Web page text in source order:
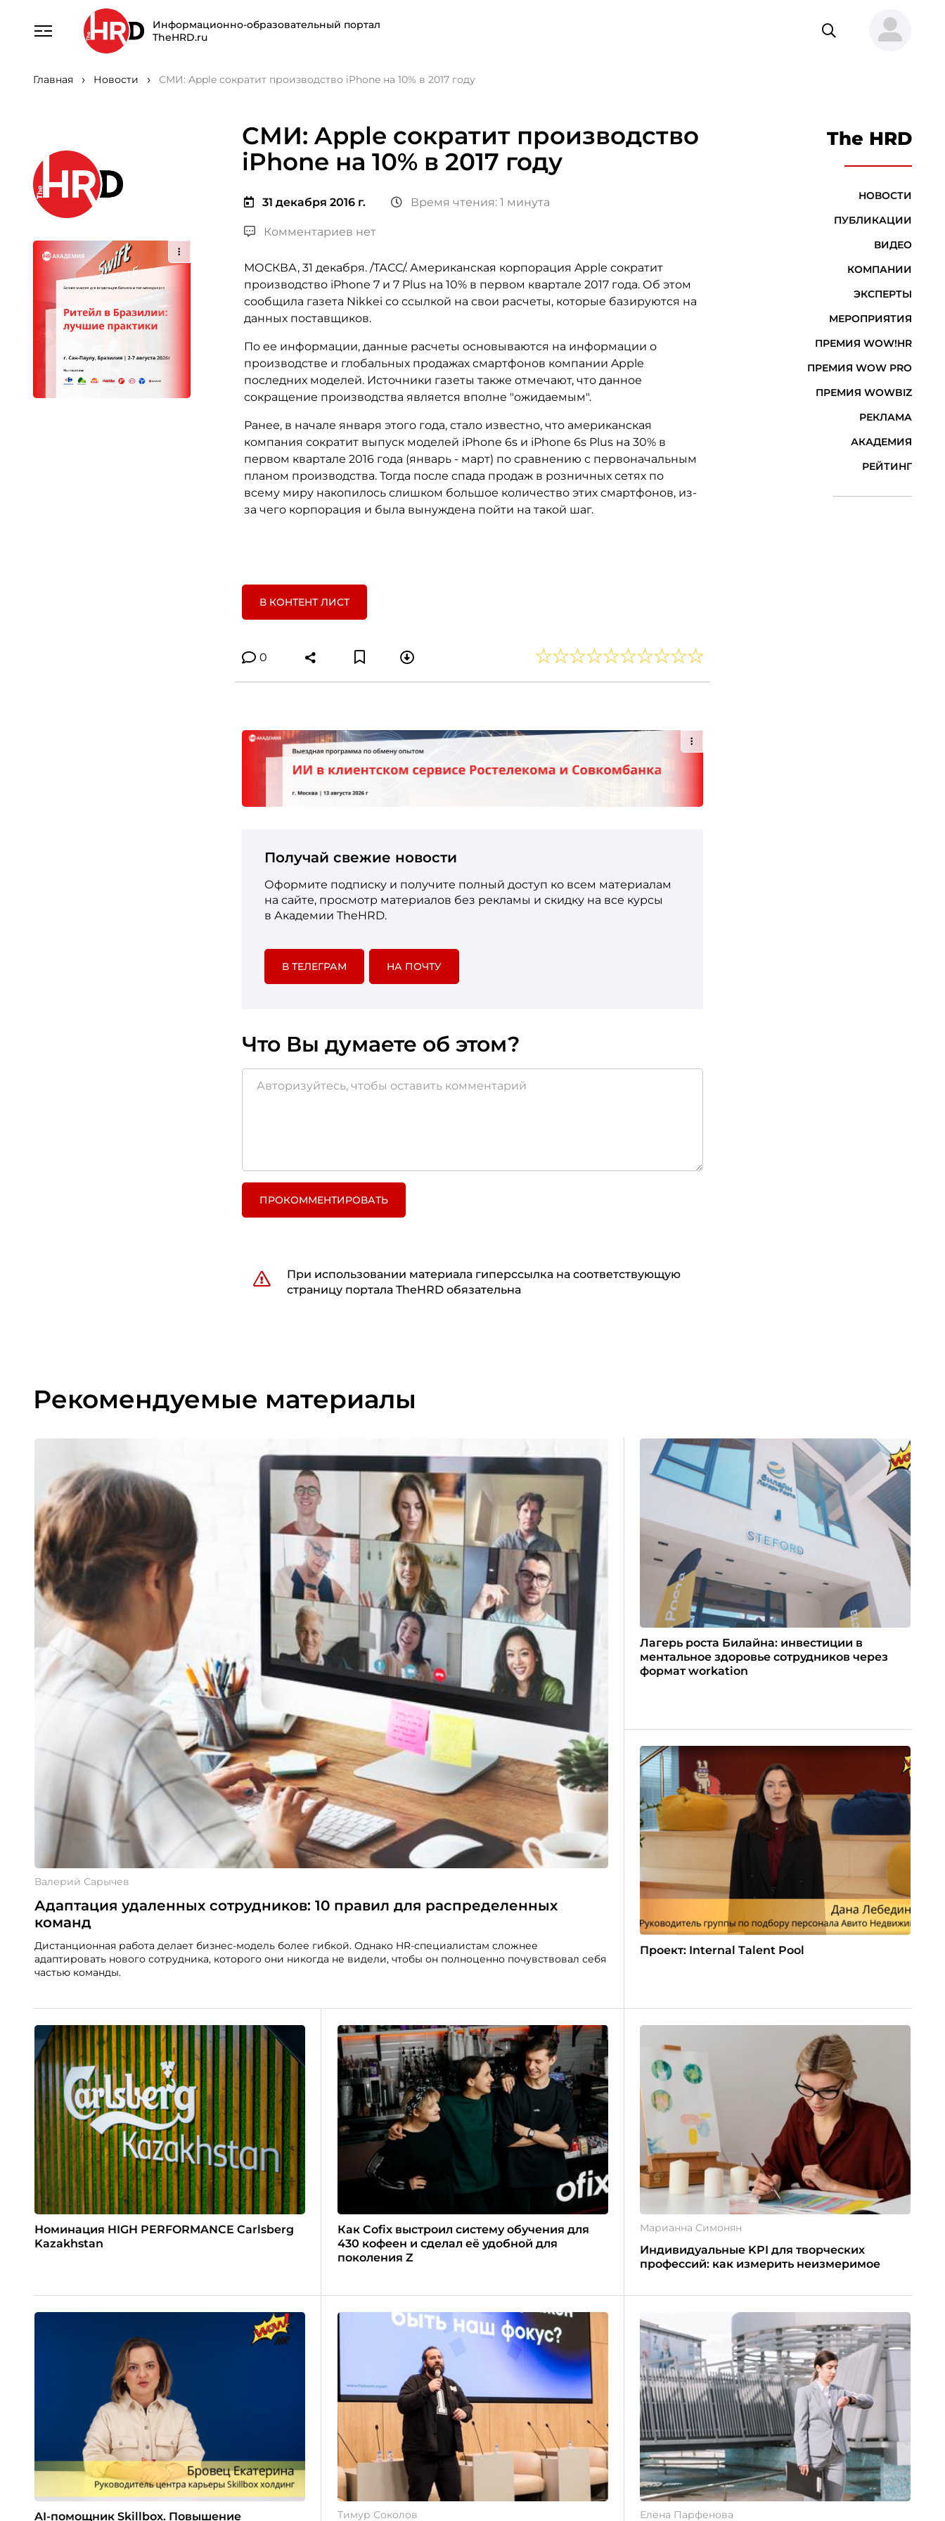
Информационно-образовательный портал
TheHRD.ru
Главная Новости СМИ: Apple сократит производство iPhone на 10% в 2017 году
СМИ: Apple сократит производство
iPhone на 10% в 2017 году
31 декабря 2016 г. Время чтения: 1 минута
Комментариев нет
МОСКВА, 31 декабря. /ТАСС/. Американская корпорация Apple сократит
производство iPhone 7 и 7 Plus на 10% в первом квартале 2017 года. Об этом
сообщила газета Nikkei со ссылкой на свои расчеты, которые базируются на
данных поставщиков.
По ее информации, данные расчеты основываются на информации о
производстве и глобальных продажах смартфонов компании Apple
последних моделей. Источники газеты также отмечают, что данное
сокращение производства является вполне "ожидаемым".
Ранее, в начале января этого года, стало известно, что американская
компания сократит выпуск моделей iPhone 6s и iPhone 6s Plus на 30% в
первом квартале 2016 года (январь - март) по сравнению с первоначальным
планом производства. Тогда после спада продаж в розничных сетях по
всему миру накопилось слишком большое количество этих смартфонов, из-
за чего корпорация и была вынуждена пойти на такой шаг.
В КОНТЕНТ ЛИСТ
0
The HRD
НОВОСТИ
ПУБЛИКАЦИИ
ВИДЕО
КОМПАНИИ
ЭКСПЕРТЫ
МЕРОПРИЯТИЯ
ПРЕМИЯ WOW!HR
ПРЕМИЯ WOW PRO
ПРЕМИЯ WOWBIZ
РЕКЛАМА
АКАДЕМИЯ
РЕЙТИНГ
Получай свежие новости
Оформите подписку и получите полный доступ ко всем материалам
на сайте, просмотр материалов без рекламы и скидку на все курсы
в Академии TheHRD.
В ТЕЛЕГРАМ НА ПОЧТУ
Что Вы думаете об этом?
ПРОКОММЕНТИРОВАТЬ
При использовании материала гиперссылка на соответствующую
страницу портала TheHRD обязательна
Рекомендуемые материалы
Валерий Сарычев
Адаптация удаленных сотрудников: 10 правил для распределенных
команд
Дистанционная работа делает бизнес-модель более гибкой. Однако HR-специалистам сложнее
адаптировать нового сотрудника, которого они никогда не видели, чтобы он полноценно почувствовал себя
частью команды.
Лагерь роста Билайна: инвестиции в
ментальное здоровье сотрудников через
формат workation
Проект: Internal Talent Pool
Номинация HIGH PERFORMANCE Carlsberg
Kazakhstan
Как Cofix выстроил систему обучения для
430 кофеен и сделал её удобной для
поколения Z
Марианна Симонян
Индивидуальные KPI для творческих
профессий: как измерить неизмеримое
AI-помощник Skillbox. Повышение Тимур Соколов Елена Парфенова